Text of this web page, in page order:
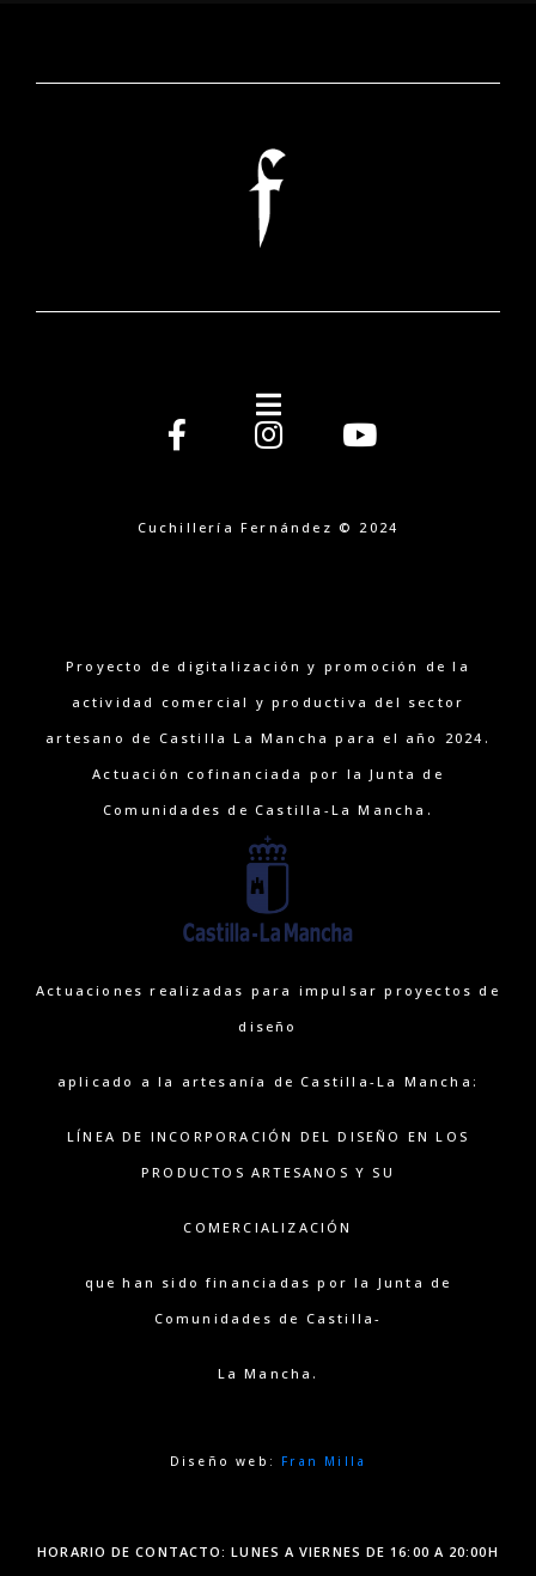
Cuchillería Fernández © 2024
Proyecto de digitalización y promoción de la
actividad comercial y productiva del sector
artesano de Castilla La Mancha para el año 2024.
Actuación cofinanciada por la Junta de
Comunidades de Castilla-La Mancha.
Actuaciones realizadas para impulsar proyectos de
diseño
aplicado a la artesanía de Castilla-La Mancha:
LÍNEA DE INCORPORACIÓN DEL DISEÑO EN LOS
PRODUCTOS ARTESANOS Y SU
COMERCIALIZACIÓN
que han sido financiadas por la Junta de
Comunidades de Castilla-
La Mancha.
Diseño web: Fran Milla
HORARIO DE CONTACTO: LUNES A VIERNES DE 16:00 A 20:00H